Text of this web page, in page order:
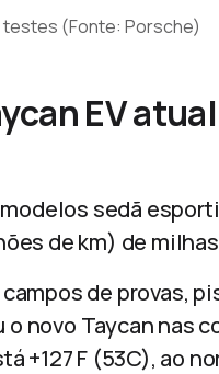
testes (Fonte: Porsche)
EV
sedã
de km) de
de provas,
novo Taycan nas
+127 F (53C), ao